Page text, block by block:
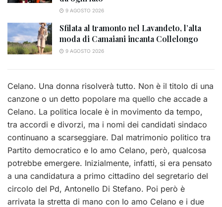
9 AGOSTO 2026
Sfilata al tramonto nel Lavandeto, l’alta
moda di Camaiani incanta Collelongo
9 AGOSTO 2026
Celano. Una donna risolverà tutto. Non è il titolo di una
canzone o un detto popolare ma quello che accade a
Celano. La politica locale è in movimento da tempo,
tra accordi e divorzi, ma i nomi dei candidati sindaco
continuano a scarseggiare. Dal matrimonio politico tra
Partito democratico e Io amo Celano, però, qualcosa
potrebbe emergere. Inizialmente, infatti, si era pensato
a una candidatura a primo cittadino del segretario del
circolo del Pd, Antonello Di Stefano. Poi però è
arrivata la stretta di mano con Io amo Celano e i due